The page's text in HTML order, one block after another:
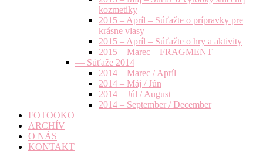
kozmetiky
2015 – Apríl – Súťažte o prípravky pre
krásne vlasy
2015 – Apríl – Súťažte o hry a aktivity
2015 – Marec – FRAGMENT
— Súťaže 2014
2014 – Marec / Apríl
2014 – Máj / Jún
2014 – Júl / August
2014 – September / December
FOTOOKO
ARCHÍV
O NÁS
KONTAKT